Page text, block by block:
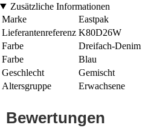
Zusätzliche Informationen
Marke
Eastpak
Lieferantenreferenz K80D26W
Farbe
Dreifach-Denim
Farbe
Blau
Geschlecht
Gemischt
Altersgruppe
Erwachsene